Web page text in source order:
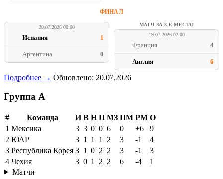
ФИНАЛ
20.07.2026 00:00
Испания 1
Аргентина 0
МАТЧ ЗА 3-Е МЕСТО
19.07.2026 02:00
Франция 4
Англия 6
Подробнее → Обновлено: 20.07.2026
Группа A
# Команда И В Н П МЗ ПМ РМ О
1 Мексика 3 3 0 0 6 0 +6
9
2 ЮАР 3 1 1 1 2 3 -1
4
3 Республика Корея 3 1 0 2 2 3 -1
3
4 Чехия 3 0 1 2 2 6 -4
1
Матчи